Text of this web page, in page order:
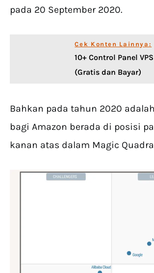
pada 20 September 2020.
Cek Konten Lainnya:
10+ Control Panel
(Gratis dan Bayar)
Bahkan pada tahun 2020
bagi Amazon berada di posisi
kanan atas dalam Magic